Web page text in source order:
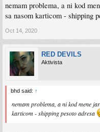
nemam problema, a ni kod
sa nasom karticom - shipping
Oct 14, 2020
RED DEVILS
Aktivista
bhd said: ↑
nemam problema, a ni kod mene
karticom - shipping pesoto adresa